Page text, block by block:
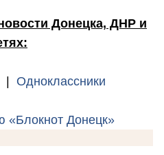
Донецка, ДНР и
| Одноклассники
«Блокнот Донецк»